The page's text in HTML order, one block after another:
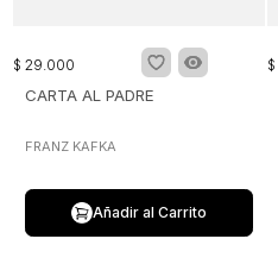
$ 29.000
CARTA AL PADRE
FRANZ KAFKA
Añadir al Carrito
$